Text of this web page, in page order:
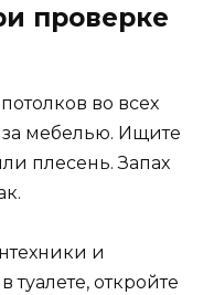
проверке
во всех
за мебелью. Ищите
плесень. Запах
и
туалете, откройте